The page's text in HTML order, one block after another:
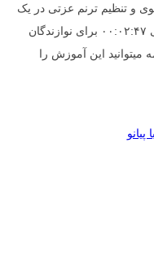
و تنظیم ترنم عزتی در یک
ویدیو آموزشی با فرمت MP4 و زمان تقریبی ۰۰:۰۲:۴۷ برای نوازندگان
میتوانید این آموزش را